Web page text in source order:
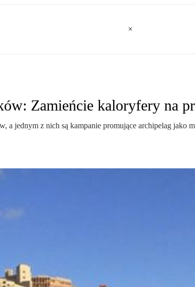
Zamieńcie kaloryfery na
a jednym z nich są kampanie promujące archipelag